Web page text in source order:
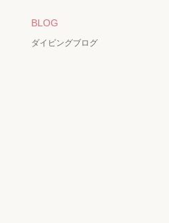
BLOG
ダイビングブログ